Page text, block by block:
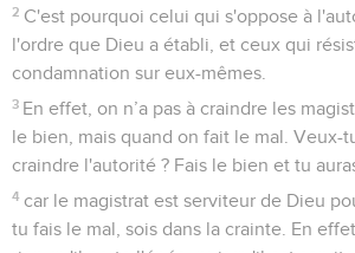
Seuls les Évangiles sont disponibles en vidéo pour le
Plaire à son prochain et non à
Nous qui sommes forts, nous avons le
les faiblesses de ceux qui ne le sont pas
Que chacun de nous cherche à plaire à
son bien, en vue de le faire grandir dans